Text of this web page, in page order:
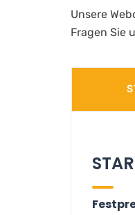
Unsere
Fragen Sie